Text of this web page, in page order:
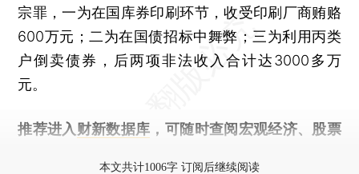
宗罪，一为在国库券印刷环节，收受印刷厂商贿赂
600万元；二为在国债招标中舞弊；三为利用丙类
户倒卖债券，后两项非法收入合计达3000多万
元。
推荐进入 财新数据库 ，可随时查阅宏观经济、股票
本文共计1006字 订阅后继续阅读